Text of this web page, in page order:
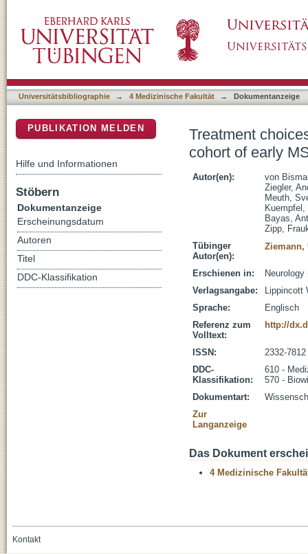
Universitätsbibliographie → 4 Medizinische Fakultät → Dokumentanzeige
Treatment
cohort of early
Autor(en):
von
Ziegler,
Meuth,
Kuempfel,
Bayas,
Zipp,
Tübinger
Autor(en):
Ziemann,
Erschienen in:
Verlagsangabe:
Lippincott
Sprache:
Englisch
Referenz zum
Volltext:
http://
ISSN:
2332-7812
DDC-
Klassifikation:
610 -
570 -
Dokumentart:
Zur
Langanzeige
Das Dokument
4 Medizinische
PUBLIKATION MELDEN
Hilfe und Informationen
Stöbern
Dokumentanzeige
Erscheinungsdatum
Autoren
Titel
DDC-Klassifikation
Kontakt